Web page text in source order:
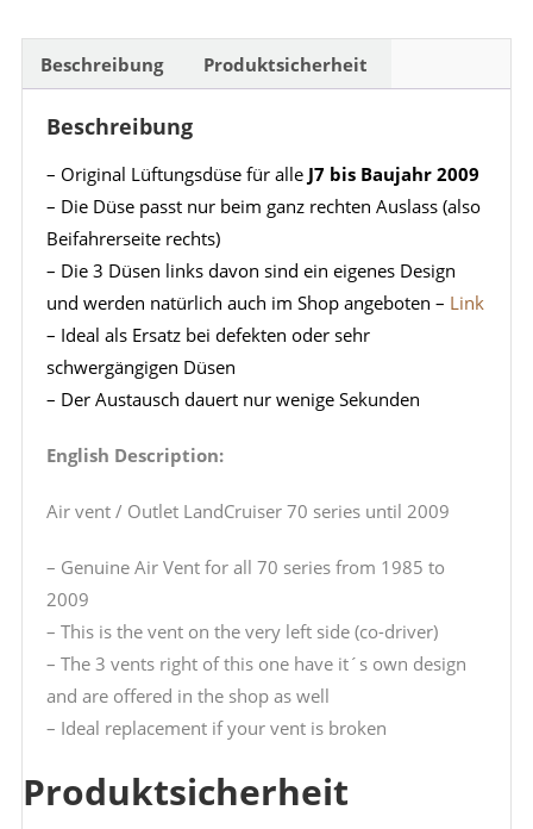
Beschreibung Produktsicherheit
Beschreibung
– Original Lüftungsdüse für alle J7 bis Baujahr 2009
– Die Düse passt nur beim ganz rechten Auslass (also
Beifahrerseite rechts)
– Die 3 Düsen links davon sind ein eigenes Design
und werden natürlich auch im Shop angeboten – Link
– Ideal als Ersatz bei defekten oder sehr
schwergängigen Düsen
– Der Austausch dauert nur wenige Sekunden
English Description:
Air vent / Outlet LandCruiser 70 series until 2009
– Genuine Air Vent for all 70 series from 1985 to
2009
– This is the vent on the very left side (co-driver)
– The 3 vents right of this one have it´s own design
and are offered in the shop as well
– Ideal replacement if your vent is broken
Produktsicherheit